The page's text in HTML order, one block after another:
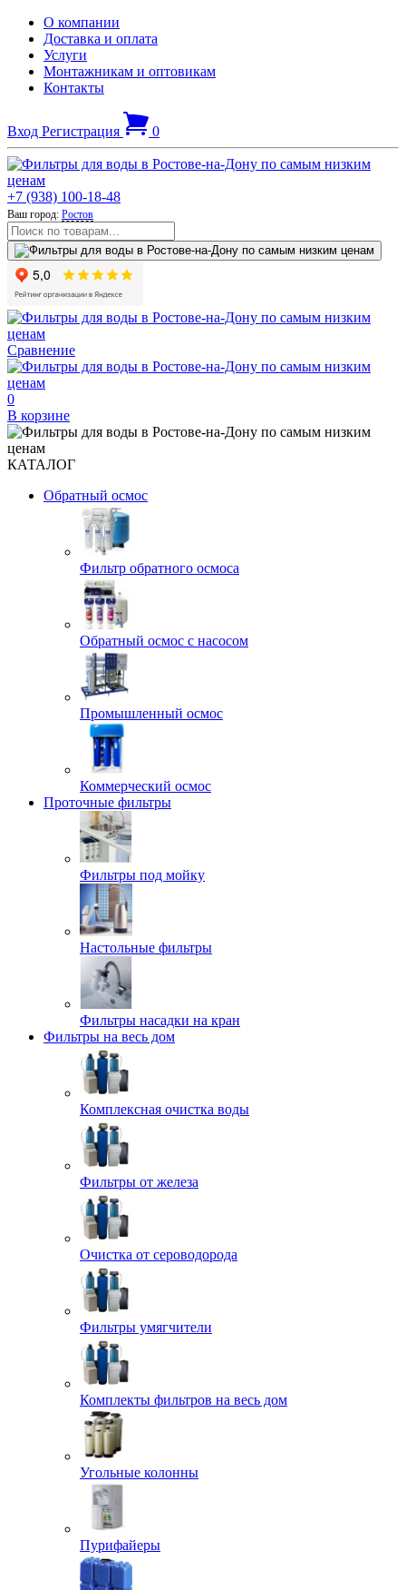
О компании
Доставка и оплата
Услуги
Монтажникам и оптовикам
Контакты
Вход Регистрация 0
+7 (938) 100-18-48
Ваш город: Ростов
Сравнение
0
В корзине
КАТАЛОГ
Обратный осмос
Фильтр обратного осмоса
Обратный осмос с насосом
Промышленный осмос
Коммерческий осмос
Проточные фильтры
Фильтры под мойку
Настольные фильтры
Фильтры насадки на кран
Фильтры на весь дом
Комплексная очистка воды
Фильтры от железа
Очистка от сероводорода
Фильтры умягчители
Комплекты фильтров на весь дом
Угольные колонны
Пурифайеры